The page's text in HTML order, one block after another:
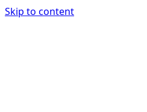
Skip to content